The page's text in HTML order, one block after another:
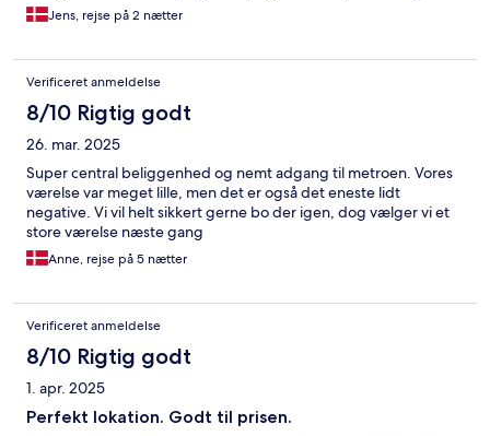
Jens, rejse på 2 nætter
Verificeret anmeldelse
8/10 Rigtig godt
26. mar. 2025
Super central beliggenhed og nemt adgang til metroen. Vores
værelse var meget lille, men det er også det eneste lidt
negative. Vi vil helt sikkert gerne bo der igen, dog vælger vi et
store værelse næste gang
Anne, rejse på 5 nætter
Verificeret anmeldelse
8/10 Rigtig godt
1. apr. 2025
Perfekt lokation. Godt til prisen.